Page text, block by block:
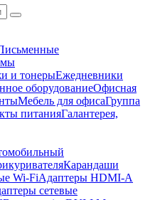
и тонерыЕжедневники
оборудованиеОфисная
Мебель для офисаГруппа
питанияГалантерея,
Карандаши
Wi-FiАдаптеры HDMI-A
сетевые